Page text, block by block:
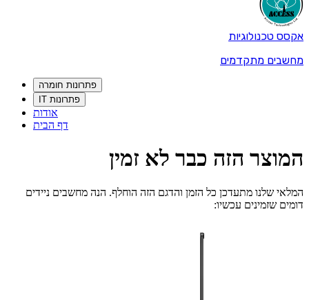
אקסס טכנולוגיות
מחשבים מתקדמים
פתרונות חומרה
פתרונות IT
אודות
דף הבית
המוצר הזה כבר לא זמין
המלאי שלנו מתעדכן כל הזמן והדגם הזה הוחלף. הנה מחשבים ניידים
דומים שזמינים עכשיו: